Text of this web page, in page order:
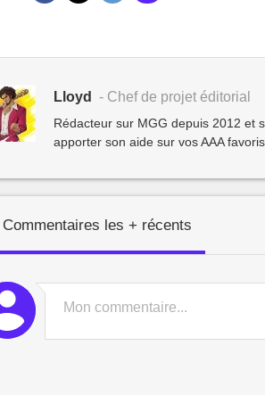
Lloyd - Chef de projet éditorial
Rédacteur sur MGG depuis 2012 et
apporter son aide sur vos AAA
Commentaires les + récents